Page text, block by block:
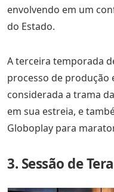
envolvendo em um
do Estado.
A terceira temporada
processo de produção
considerada a trama
em sua estreia, e
Globoplay para
3. Sessão de